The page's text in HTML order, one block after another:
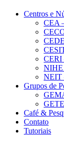
Centros e
CEA
CERI
NIHE
NEIT
Grupos de
Café &
Contato
Tutoriais